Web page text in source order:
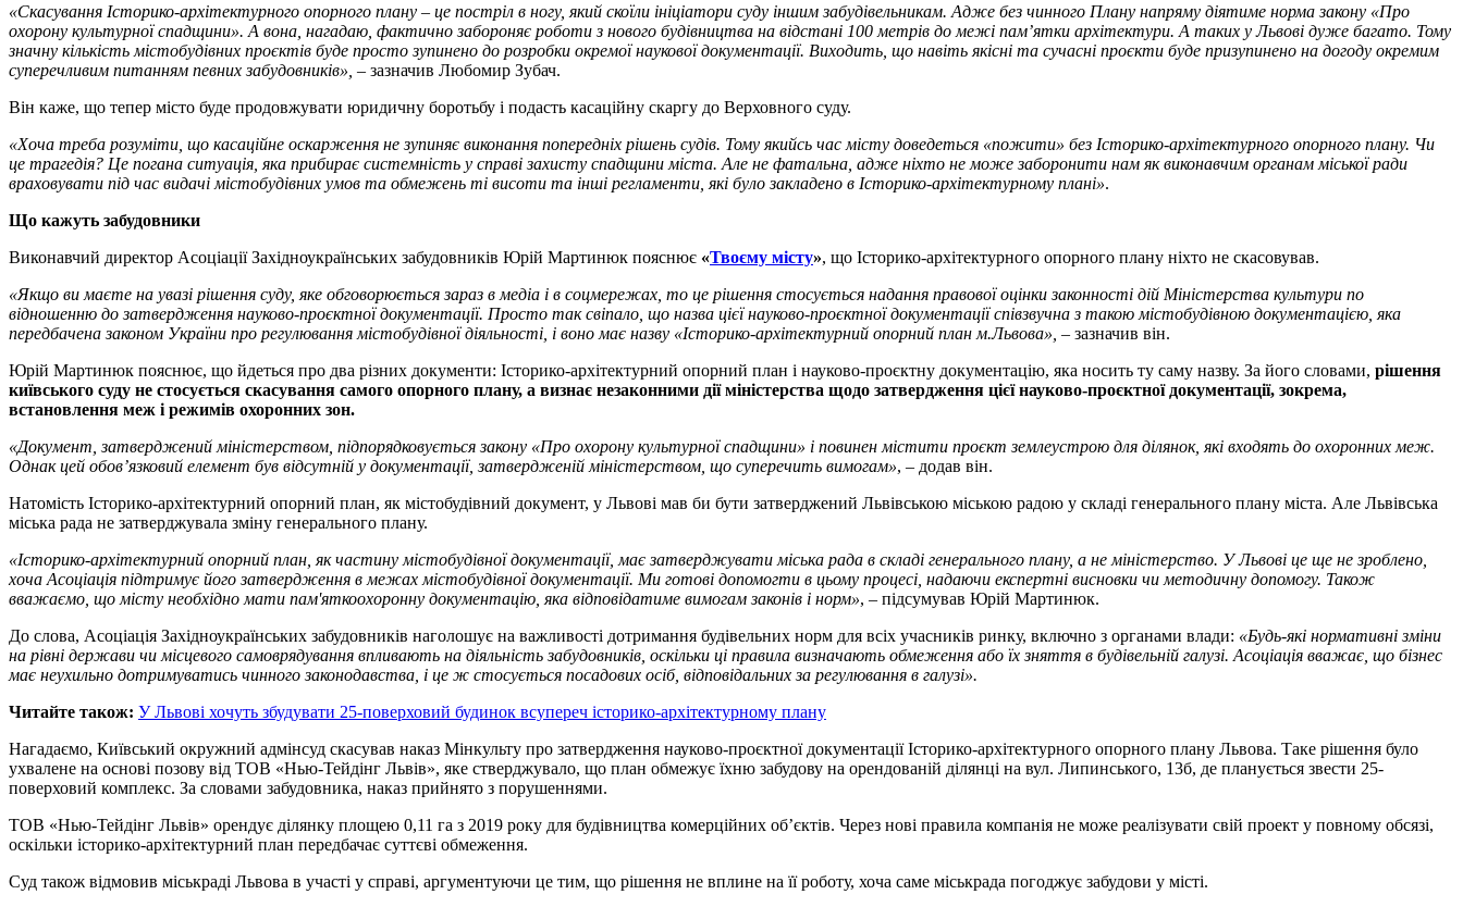
«Скасування Історико-архітектурного опорного плану – це постріл в ногу, який скоїли ініціатори суду іншим забудівельникам. Адже без чинного Плану напряму діятиме норма закону «Про
охорону культурної спадщини». А вона, нагадаю, фактично забороняє роботи з нового будівництва на відстані 100 метрів до межі пам’ятки архітектури. А таких у Львові дуже багато. Тому
значну кількість містобудівних проєктів буде просто зупинено до розробки окремої наукової документації. Виходить, що навіть якісні та сучасні проєкти буде призупинено на догоду окремим
суперечливим питанням певних забудовників», – зазначив Любомир Зубач.
Він каже, що тепер місто буде продовжувати юридичну боротьбу і подасть касаційну скаргу до Верховного суду.
«Хоча треба розуміти, що касаційне оскарження не зупиняє виконання попередніх рішень судів. Тому якийсь час місту доведеться «пожити» без Історико-архітектурного опорного плану. Чи
це трагедія? Це погана ситуація, яка прибирає системність у справі захисту спадщини міста. Але не фатальна, адже ніхто не може заборонити нам як виконавчим органам міської ради
враховувати під час видачі містобудівних умов та обмежень ті висоти та інші регламенти, які було закладено в Історико-архітектурному плані».
Що кажуть забудовники
Виконавчий директор Асоціації Західноукраїнських забудовників Юрій Мартинюк пояснює «Твоєму місту», що Історико-архітектурного опорного плану ніхто не скасовував.
«Якщо ви маєте на увазі рішення суду, яке обговорюється зараз в медіа і в соцмережах, то це рішення стосується надання правової оцінки законності дій Міністерства культури по
відношенню до затвердження науково-проєктної документації. Просто так свіпало, що назва цієї науково-проєктної документації співзвучна з такою містобудівною документацією, яка
передбачена законом України про регулювання містобудівної діяльності, і воно має назву «Історико-архітектурний опорний план м.Львова», – зазначив він.
Юрій Мартинюк пояснює, що йдеться про два різних документи: Історико-архітектурний опорний план і науково-проєктну документацію, яка носить ту саму назву. За його словами, рішення
київського суду не стосується скасування самого опорного плану, а визнає незаконними дії міністерства щодо затвердження цієї науково-проєктної документації, зокрема,
встановлення меж і режимів охоронних зон.
«Документ, затверджений міністерством, підпорядковується закону «Про охорону культурної спадщини» і повинен містити проєкт землеустрою для ділянок, які входять до охоронних меж.
Однак цей обов’язковий елемент був відсутній у документації, затвердженій міністерством, що суперечить вимогам», – додав він.
Натомість Історико-архітектурний опорний план, як містобудівний документ, у Львові мав би бути затверджений Львівською міською радою у складі генерального плану міста. Але Львівська
міська рада не затверджувала зміну генерального плану.
«Історико-архітектурний опорний план, як частину містобудівної документації, має затверджувати міська рада в складі генерального плану, а не міністерство. У Львові це ще не зроблено,
хоча Асоціація підтримує його затвердження в межах містобудівної документації. Ми готові допомогти в цьому процесі, надаючи експертні висновки чи методичну допомогу. Також
вважаємо, що місту необхідно мати пам'яткоохоронну документацію, яка відповідатиме вимогам законів і норм», – підсумував Юрій Мартинюк.
До слова, Асоціація Західноукраїнських забудовників наголошує на важливості дотримання будівельних норм для всіх учасників ринку, включно з органами влади: «Будь-які нормативні зміни
на рівні держави чи місцевого самоврядування впливають на діяльність забудовників, оскільки ці правила визначають обмеження або їх зняття в будівельній галузі. Асоціація вважає, що бізнес
має неухильно дотримуватись чинного законодавства, і це ж стосується посадових осіб, відповідальних за регулювання в галузі».
Читайте також: У Львові хочуть збудувати 25-поверховий будинок всупереч історико-архітектурному плану
Нагадаємо, Київський окружний адмінсуд скасував наказ Мінкульту про затвердження науково-проєктної документації Історико-архітектурного опорного плану Львова. Таке рішення було
ухвалене на основі позову від ТОВ «Нью-Тейдінг Львів», яке стверджувало, що план обмежує їхню забудову на орендованій ділянці на вул. Липинського, 13б, де планується звести 25-
поверховий комплекс. За словами забудовника, наказ прийнято з порушеннями.
ТОВ «Нью-Тейдінг Львів» орендує ділянку площею 0,11 га з 2019 року для будівництва комерційних об’єктів. Через нові правила компанія не може реалізувати свій проект у повному обсязі,
оскільки історико-архітектурний план передбачає суттєві обмеження.
Суд також відмовив міськраді Львова в участі у справі, аргументуючи це тим, що рішення не вплине на її роботу, хоча саме міськрада погоджує забудови у місті.